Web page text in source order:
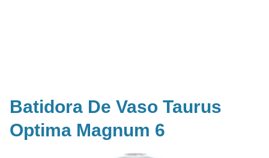
Batidora De Vaso Taurus
Optima Magnum 6